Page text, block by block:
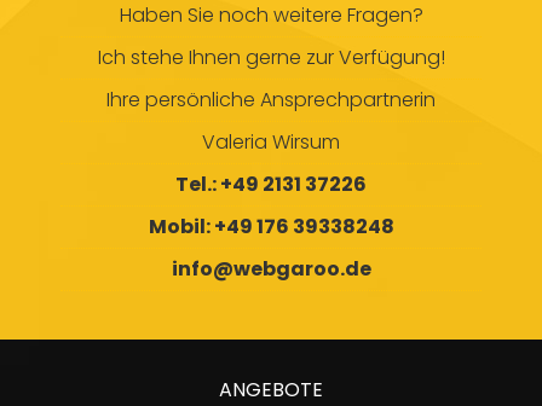
Haben Sie noch weitere Fragen?
Ich stehe Ihnen gerne zur Verfügung!
Ihre persönliche Ansprechpartnerin
Valeria Wirsum
Tel.: +49 2131 37226
Mobil: +49 176 39338248
info@webgaroo.de
ANGEBOTE